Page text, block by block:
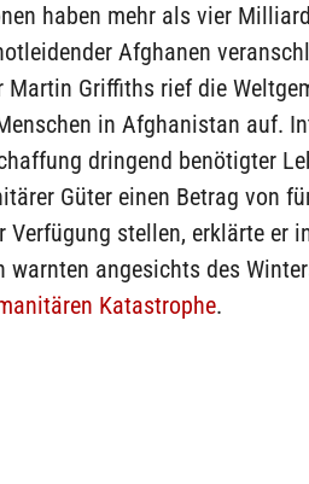
haben mehr als vier
Afghanen
Griffiths rief die
in Afghanistan auf.
dringend benötigter
Güter einen Betrag von
Verfügung stellen, erklärte er
angesichts des
Katastrophe.